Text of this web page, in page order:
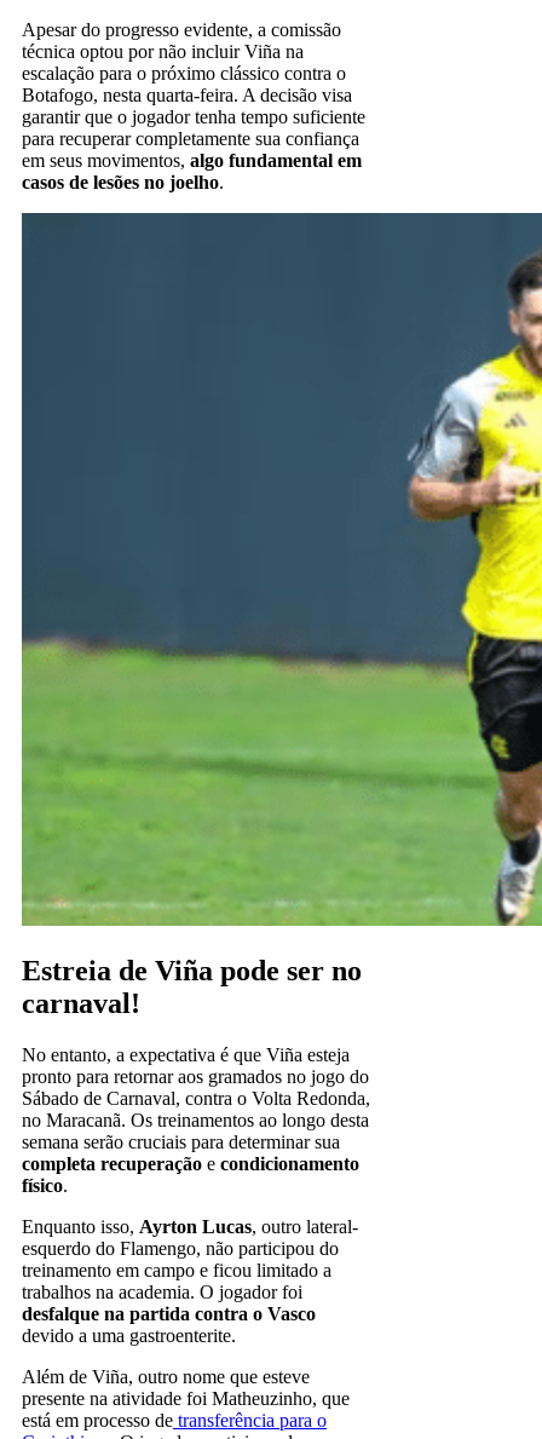
Apesar do progresso evidente, a comissão
técnica optou por não incluir Viña na
escalação para o próximo clássico contra o
Botafogo, nesta quarta-feira. A decisão visa
garantir que o jogador tenha tempo suficiente
para recuperar completamente sua confiança
em seus movimentos, algo fundamental em
casos de lesões no joelho.
Estreia de Viña pode ser no
carnaval!
No entanto, a expectativa é que Viña esteja
pronto para retornar aos gramados no jogo do
Sábado de Carnaval, contra o Volta Redonda,
no Maracanã. Os treinamentos ao longo desta
semana serão cruciais para determinar sua
completa recuperação e condicionamento
físico.
Enquanto isso, Ayrton Lucas, outro lateral-
esquerdo do Flamengo, não participou do
treinamento em campo e ficou limitado a
trabalhos na academia. O jogador foi
desfalque na partida contra o Vasco
devido a uma gastroenterite.
Além de Viña, outro nome que esteve
presente na atividade foi Matheuzinho, que
está em processo de transferência para o